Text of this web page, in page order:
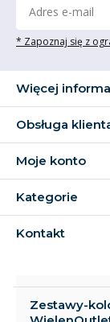
* Zapoznaj się z
Więcej
Obsługa
Moje konto
Kategorie
Kontakt
Zestawy-